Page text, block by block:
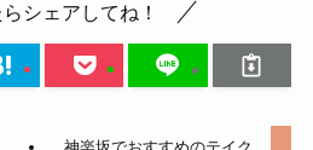
シェアしてね！